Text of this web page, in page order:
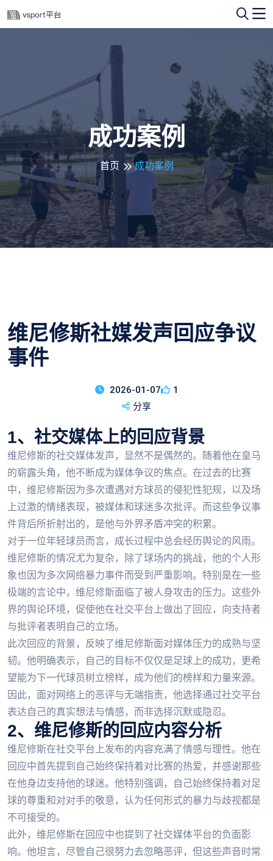
成功案例
首页 成功案例
维尼修斯社媒发声回应争议
事件
2026-01-07
1
分享
1、社交媒体上的回应背景
维尼修斯的社交媒体发声，显然不是偶然的。随着他在皇马
的崭露头角，他不断成为媒体争议的焦点。在过去的比赛
中，维尼修斯因为多次遭遇对方球员的侵犯性犯规，以及场
上过激的情绪表现，被媒体和球迷多次批评。而这些争议事
件背后所折射出的，是他与外界矛盾冲突的积累。
对于一位年轻球员而言，成长过程中总会经历舆论的风雨。
维尼修斯的情况尤为复杂，除了球场内的挑战，他的个人形
象也因为多次网络暴力事件而受到严重影响。特别是在一些
极端的言论中，维尼修斯面临了被人身攻击的压力。这些外
界的舆论环境，促使他在社交平台上做出了回应，向支持者
与批评者表明自己的立场。
此次回应的背景，反映了维尼修斯面对媒体压力的成熟与坚
韧。他明确表示，自己的目标不仅仅是足球上的成功，更希
望能为下一代球员树立榜样，成为他们的榜样和力量来源。
因此，面对网络上的恶评与无端指责，他选择通过社交平台
表达自己的真实想法与情感，而非选择沉默或隐忍。
2、维尼修斯的回应内容分析
维尼修斯在社交平台上发布的内容充满了情感与理性。他在
回应中首先提到自己始终保持着对比赛的热爱，并感谢那些
在他身边支持他的球迷。他特别强调，自己始终保持着对足
球的尊重和对对手的敬意，认为任何形式的暴力与歧视都是
不可接受的。
此外，维尼修斯在回应中也提到了社交媒体平台的负面影
响。他坦言，尽管自己很努力去忽略恶评，但这些声音时常